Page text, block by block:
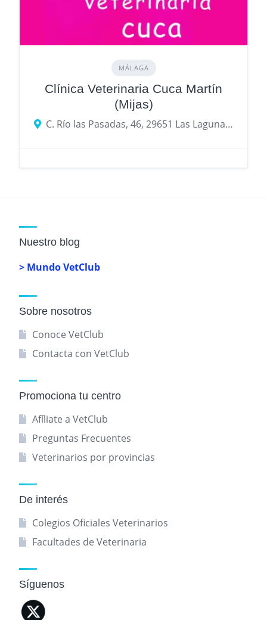
MÁLAGA
Clínica Veterinaria Cuca Martín
(Mijas)
C. Río las Pasadas, 46, 29651 Las Lagunas de Mijas, Málaga
Nuestro blog
> Mundo VetClub
Sobre nosotros
Conoce VetClub
Contacta con VetClub
Promociona tu centro
Afíliate a VetClub
Preguntas Frecuentes
Veterinarios por provincias
De interés
Colegios Oficiales Veterinarios
Facultades de Veterinaria
Síguenos